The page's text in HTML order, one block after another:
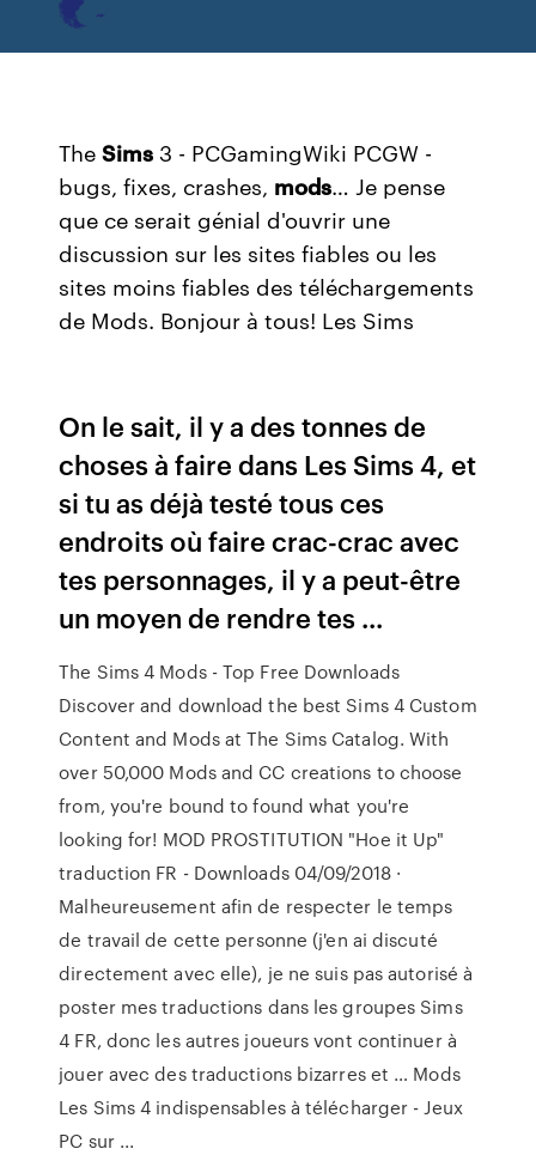
TheSims 3 - PCGamingWiki PCGW -
bugs, fixes, crashes, mods… Je pense
que ce serait génial d'ouvrir une
discussion sur les sites fiables ou les
sites moins fiables des téléchargements
de Mods. Bonjour à tous! Les Sims
On le sait, il y a des tonnes de
choses à faire dans Les Sims 4, et
si tu as déjà testé tous ces
endroits où faire crac-crac avec
tes personnages, il y a peut-être
un moyen de rendre tes ...
The Sims 4 Mods - Top Free Downloads
Discover and download the best Sims 4 Custom
Content and Mods at The Sims Catalog. With
over 50,000 Mods and CC creations to choose
from, you're bound to found what you're
looking for! MOD PROSTITUTION "Hoe it Up"
traduction FR - Downloads 04/09/2018 ·
Malheureusement afin de respecter le temps
de travail de cette personne (j'en ai discuté
directement avec elle), je ne suis pas autorisé à
poster mes traductions dans les groupes Sims
4 FR, donc les autres joueurs vont continuer à
jouer avec des traductions bizarres et … Mods
Les Sims 4 indispensables à télécharger - Jeux
PC sur ...